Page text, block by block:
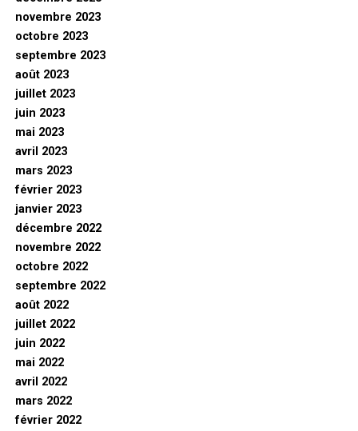
novembre 2023
octobre 2023
septembre 2023
août 2023
juillet 2023
juin 2023
mai 2023
avril 2023
mars 2023
février 2023
janvier 2023
décembre 2022
novembre 2022
octobre 2022
septembre 2022
août 2022
juillet 2022
juin 2022
mai 2022
avril 2022
mars 2022
février 2022